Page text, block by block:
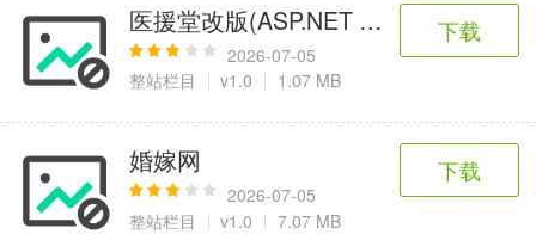
医援堂改版(ASP.NET MVC) VS2008
2026-07-05
整站栏目
v1.0 1.07 MB
下载
婚嫁网
2026-07-05
整站栏目
v1.0 7.07 MB
下载